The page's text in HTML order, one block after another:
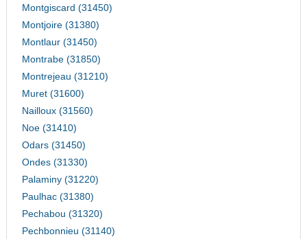
Montgiscard (31450)
Montjoire (31380)
Montlaur (31450)
Montrabe (31850)
Montrejeau (31210)
Muret (31600)
Nailloux (31560)
Noe (31410)
Odars (31450)
Ondes (31330)
Palaminy (31220)
Paulhac (31380)
Pechabou (31320)
Pechbonnieu (31140)